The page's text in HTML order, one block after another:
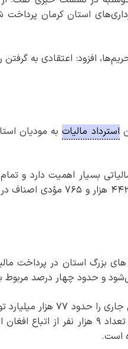
استان کرمان
افزود: اعتقادی به گرفتن
استرداد مالیاتبه مودیان
بسیار اهمیت دارد و
و حدود چهار درصد
وی، سهمیه درآمد مالیاتی
است.